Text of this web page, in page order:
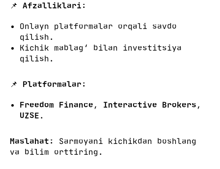
📌 Afzalliklari:
Onlayn platformalar orqali savdo
qilish.
Kichik mablag‘ bilan investitsiya
qilish.
📌 Platformalar:
Freedom Finance , Interactive Brokers ,
UZSE .
Maslahat:
Sarmoyani kichikdan boshlang
va bilim orttiring.